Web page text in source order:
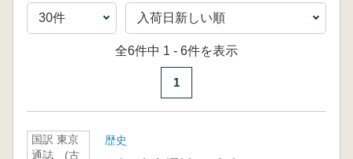
全6件中 1 - 6件を表示
1
国訳 東京
通誌 (古
歴史